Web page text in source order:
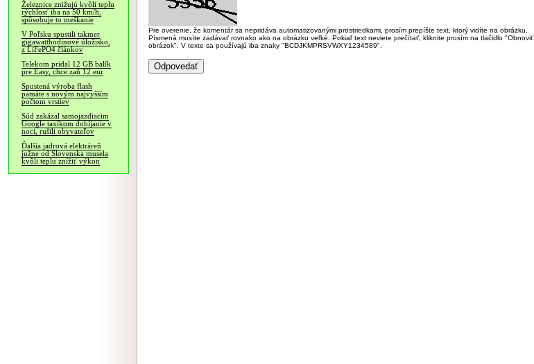
Železnice znižujú kvôli teplu
rýchlosť iba na 50 km/h,
spôsobuje to meškanie
V Poľsku spustili takmer
gigawatthodinové úložisko,
z LiFePO4 článkov
Telekom pridal 12 GB balík
pre Easy, chce zaň 12 eur
Spustená výroba flash
pamäte s novým najvyšším
počtom vrstiev
Súd zakázal samojazdiacim
Google taxíkom dobíjanie v
noci, rušili obyvateľov
Ďalšia jadrová elektráreň
južne od Slovenska musela
kvôli teplu znížiť výkon
Pre overenie, že komentár sa nepridáva automatizovanými prostriedkami, prosím prepíšte text, ktorý vidíte na obrázku.
Písmená musíte zadávať rovnako ako na obrázku veľké. Pokiaľ text neviete prečítať, kliknite prosím na tlačidlo "Obnoviť
obrázok". V texte sa používajú iba znaky "BCDJKMPRSVWXY1234589".